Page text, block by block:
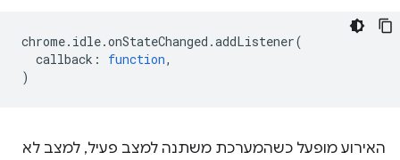
chrome. idle.onStateChanged .addListener(
callback : function,
)
האירוע מופעל כשהמערכת משתנה למצב פעיל, למצב לא